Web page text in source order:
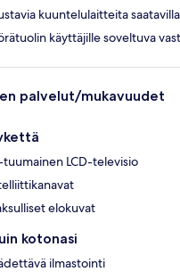
kuuntelulaitteita saatavilla
käyttäjille soveltuva
palvelut/mukavuudet
LCD-televisio
elokuvat
kotonasi
ilmastointi